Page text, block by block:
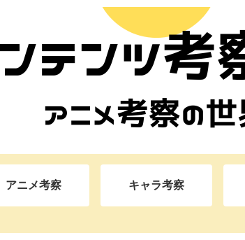
アニメ考察 キャラ考察